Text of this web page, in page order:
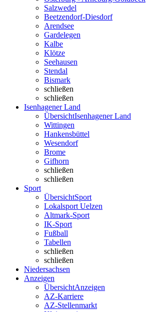
Salzwedel
Beetzendorf-Diesdorf
Arendsee
Gardelegen
Kalbe
Klötze
Seehausen
Stendal
Bismark
schließen
schließen
Isenhagener Land
ÜbersichtIsenhagener Land
Wittingen
Hankensbüttel
Wesendorf
Brome
Gifhorn
schließen
schließen
Sport
ÜbersichtSport
Lokalsport Uelzen
Altmark-Sport
IK-Sport
Fußball
Tabellen
schließen
schließen
Niedersachsen
Anzeigen
ÜbersichtAnzeigen
AZ-Karriere
AZ-Stellenmarkt